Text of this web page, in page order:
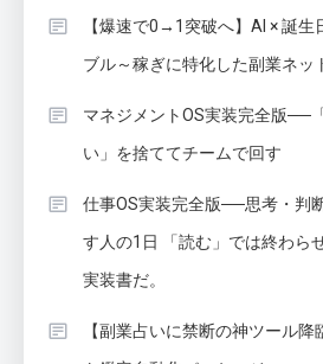
【爆速で0→1突破へ】AI × 誕生
ブル～稼ぎに特化した副業ネッ
マネジメントOS実装完全版──
い」を捨ててチームで回す
仕事OS実装完全版──思考・判
す人の1日 「読む」では終わら
実装書だ。
【副業占いに禁断の神ツール